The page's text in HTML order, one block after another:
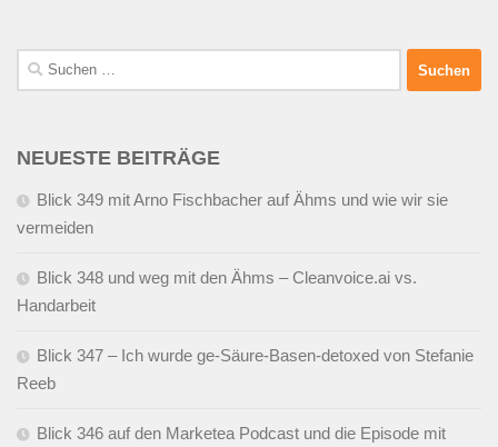
Suchen
nach:
NEUESTE BEITRÄGE
Blick 349 mit Arno Fischbacher auf Ähms und wie wir sie
vermeiden
Blick 348 und weg mit den Ähms – Cleanvoice.ai vs.
Handarbeit
Blick 347 – Ich wurde ge-Säure-Basen-detoxed von Stefanie
Reeb
Blick 346 auf den Marketea Podcast und die Episode mit